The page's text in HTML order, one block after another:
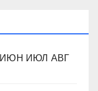
ИЮН ИЮЛ АВГ